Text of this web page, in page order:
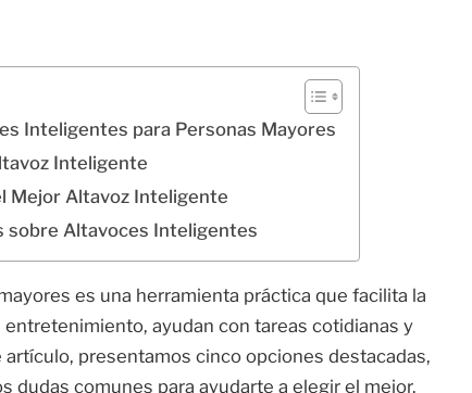
Inteligentes para Personas Mayores
Inteligente
Mejor Altavoz Inteligente
sobre Altavoces Inteligentes
es una herramienta práctica que facilita la
ayudan con tareas cotidianas y
presentamos cinco opciones destacadas,
dudas comunes para ayudarte a elegir el mejor.